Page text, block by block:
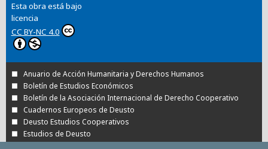
Esta obra está bajo
licencia
CC BY-NC 4.0
Anuario de Acción Humanitaria y Derechos Humanos
Boletín de Estudios Económicos
Boletín de la Asociación Internacional de Derecho Cooperativo
Cuadernos Europeos de Deusto
Deusto Estudios Cooperativos
Estudios de Deusto